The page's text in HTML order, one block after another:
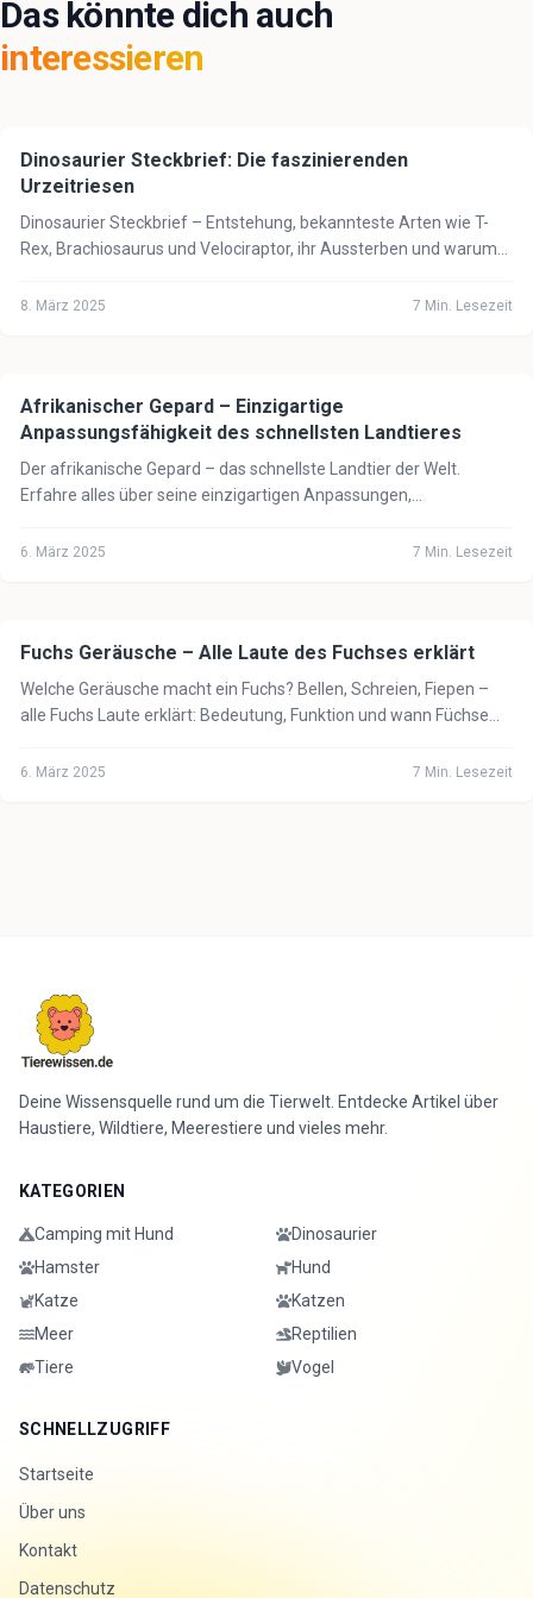
Das könnte dich auch
interessieren
🦁 Tiere
Dinosaurier Steckbrief: Die faszinierenden
Urzeitriesen
Dinosaurier Steckbrief – Entstehung, bekannteste Arten wie T-
Rex, Brachiosaurus und Velociraptor, ihr Aussterben und warum
8. März 2025 7 Min. Lesezeit
🦁 Tiere
Afrikanischer Gepard – Einzigartige
Anpassungsfähigkeit des schnellsten Landtieres
Der afrikanische Gepard – das schnellste Landtier der Welt.
Erfahre alles über seine einzigartigen Anpassungen,
6. März 2025 7 Min. Lesezeit
🦁 Tiere
Fuchs Geräusche – Alle Laute des Fuchses erklärt
Welche Geräusche macht ein Fuchs? Bellen, Schreien, Fiepen –
alle Fuchs Laute erklärt: Bedeutung, Funktion und wann Füchse
6. März 2025 7 Min. Lesezeit
Deine Wissensquelle rund um die Tierwelt. Entdecke Artikel über
Haustiere, Wildtiere, Meerestiere und vieles mehr.
KATEGORIEN
Camping mit Hund
Dinosaurier
Hamster
Hund
Katze
Katzen
Meer
Reptilien
Tiere
Vogel
SCHNELLZUGRIFF
Startseite
Über uns
Kontakt
Datenschutz